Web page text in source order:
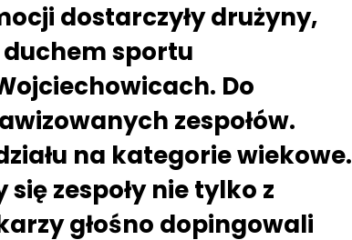
dostarczyły drużyny,
duchem sportu
Do
zespołów.
na kategorie wiekowe.
zespoły nie tylko z
głośno dopingowali